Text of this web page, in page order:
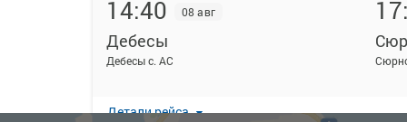
14:40 08 авг
Дебесы
Дебесы с. АС
Детали рейса